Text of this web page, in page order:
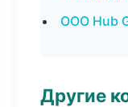
ООО Hub
Другие